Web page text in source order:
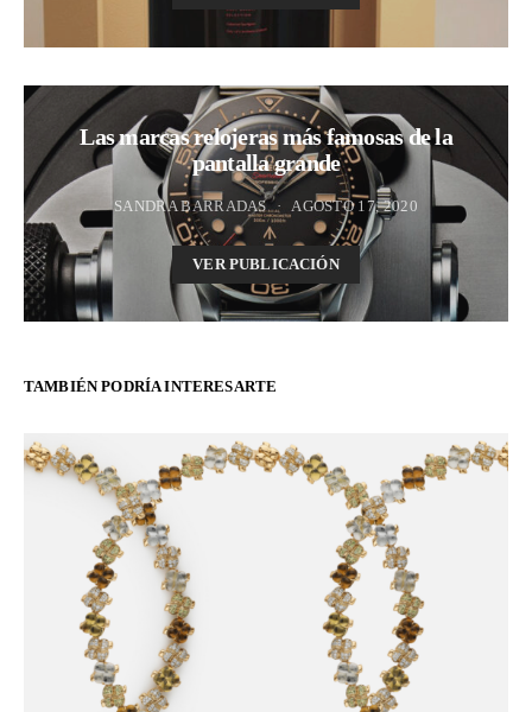
Las marcas relojeras más famosas de la
pantalla grande
SANDRA BARRADAS AGOSTO 17, 2020
VER PUBLICACIÓN
TAMBIÉN PODRÍA INTERESARTE